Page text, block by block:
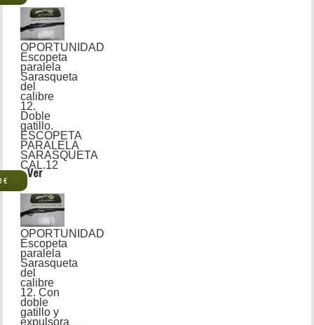
OPORTUNIDAD
Escopeta
paralela
Sarasqueta
del
calibre
12.
Doble
gatillo.
ESCOPETA
PARALELA
SARASQUETA
CAL.12
€
Ver
OPORTUNIDAD
Escopeta
paralela
Sarasqueta
del
calibre
12. Con
doble
gatillo y
expulsora